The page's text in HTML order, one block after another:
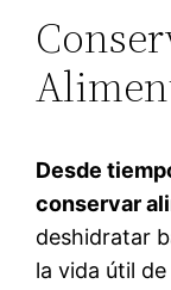
Desde
conservar
deshidratar
la vida útil